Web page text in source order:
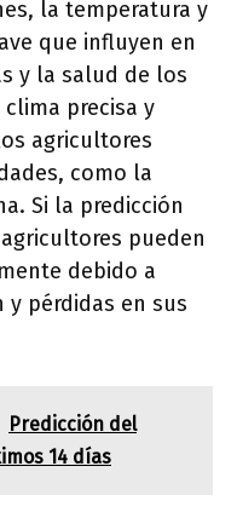
la temperatura y
que influyen en
y la salud de los
precisa y
agricultores
como la
Si la predicción
pueden
debido a
pérdidas en sus
Predicción del
14 días